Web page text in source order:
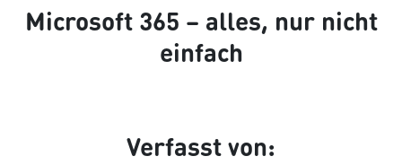
Microsoft 365 – alles, nur nicht
einfach
Verfasst von: